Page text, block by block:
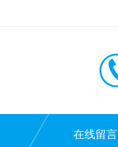
在线留言